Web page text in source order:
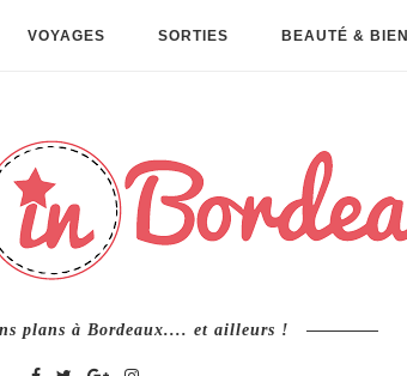
VOYAGES SORTIES BEAUTÉ &
plans à Bordeaux.... et ailleurs !